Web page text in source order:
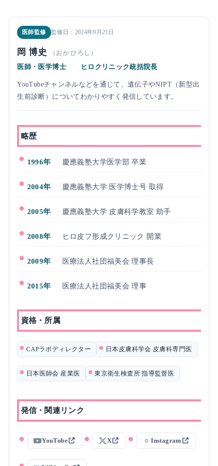
医師監修 監修日：2024年9月21日
岡 博史
（おか ひろし）
医師・医学博士
／ ヒロクリニック統括院長
YouTubeチャンネルなどを通じて、遺伝子やNIPT（新型出
生前診断）についてわかりやすく発信しています。
略歴
1996年 慶應義塾大学医学部 卒業
2004年 慶應義塾大学 医学博士号 取得
2005年 慶應義塾大学 皮膚科学教室 助手
2008年 ヒロ皮フ形成クリニック 開業
2009年 医療法人社団福美会 理事長
2015年 医療法人社団福美会 理事
資格・所属
CAPラボディレクター 日本皮膚科学会 皮膚科専門医
日本医師会 産業医 東京衛生検査所 指導監督医
発信・関連リンク
YouTube X Instagram